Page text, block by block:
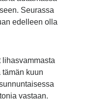
Seurassa
edelleen olla
lihasvammasta
kuun
vastaan.